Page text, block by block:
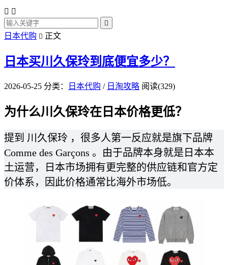
 

日本代购  正文
日本买川久保玲到底便宜多少？
2026-05-25 分类： 日本代购 / 日淘攻略 阅读(329)
为什么川久保玲在日本价格更低？
提到 川久保玲 ，很多人第一反应就是旗下品牌
Comme des Garçons 。由于品牌本身就是日本本
土运营，日本市场拥有更完整的供应链和官方定
价体系，因此价格通常比海外市场低。